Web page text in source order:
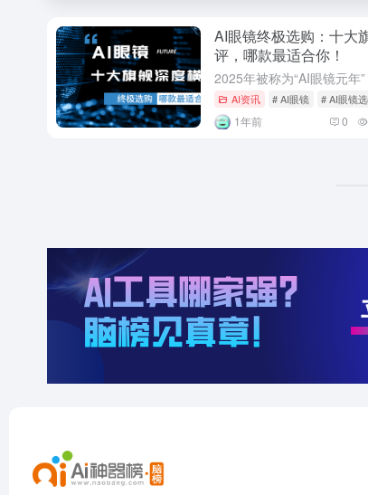
AI眼镜终极选购：十大
评，哪款最适合你！
AI资讯 # AI眼镜 # AI眼镜
1年前 0